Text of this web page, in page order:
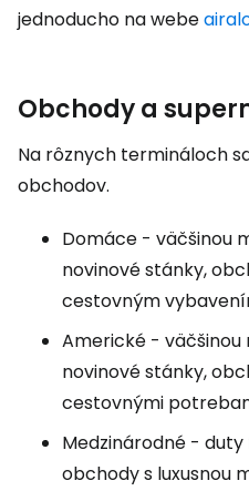
jednoducho na webe
Obchody a
Na rôznych termináloch
obchodov.
Domáce - väčšinou
novinové stánky,
cestovným
Americké -
novinové stánky,
cestovnými
Medzinárodné - duty
obchody s luxusnou